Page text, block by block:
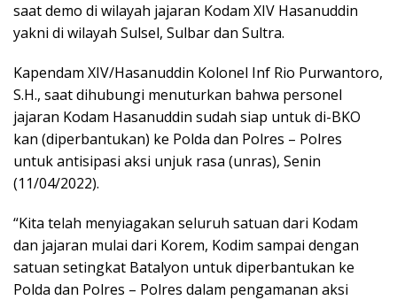
saat demo di wilayah jajaran Kodam XIV Hasanuddin
yakni di wilayah Sulsel, Sulbar dan Sultra.
Kapendam XIV/Hasanuddin Kolonel Inf Rio Purwantoro,
S.H., saat dihubungi menuturkan bahwa personel
jajaran Kodam Hasanuddin sudah siap untuk di-BKO
kan (diperbantukan) ke Polda dan Polres – Polres
untuk antisipasi aksi unjuk rasa (unras), Senin
(11/04/2022).
“Kita telah menyiagakan seluruh satuan dari Kodam
dan jajaran mulai dari Korem, Kodim sampai dengan
satuan setingkat Batalyon untuk diperbantukan ke
Polda dan Polres – Polres dalam pengamanan aksi